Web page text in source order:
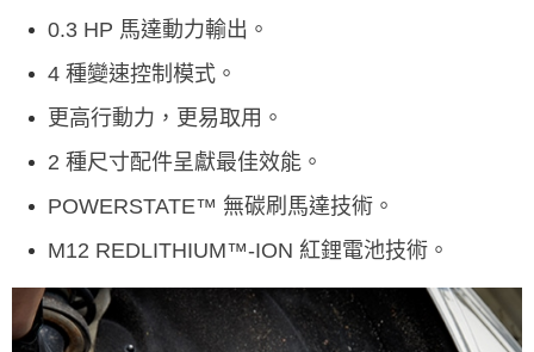
0.3 HP 馬達動力輸出。
4 種變速控制模式。
更高行動力，更易取用。
2 種尺寸配件呈獻最佳效能。
POWERSTATE™ 無碳刷馬達技術。
M12 REDLITHIUM™-ION 紅鋰電池技術。